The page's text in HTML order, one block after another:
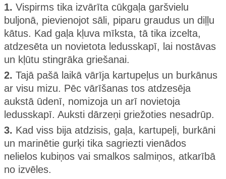
1. Vispirms tika izvārīta cūkgaļa garšvielu
buljonā, pievienojot sāli, piparu graudus un diļļu
kātus. Kad gaļa kļuva mīksta, tā tika izcelta,
atdzesēta un novietota ledusskapī, lai nostāvas
un kļūtu stingrāka griešanai.
2. Tajā pašā laikā vārīja kartupeļus un burkānus
ar visu mizu. Pēc vārīšanas tos atdzesēja
aukstā ūdenī, nomizoja un arī novietoja
ledusskapī. Auksti dārzeņi griežoties nesadrūp.
3. Kad viss bija atdzisis, gaļa, kartupeļi, burkāni
un marinētie gurķi tika sagriezti vienādos
nelielos kubiņos vai smalkos salmiņos, atkarībā
no izvēles.